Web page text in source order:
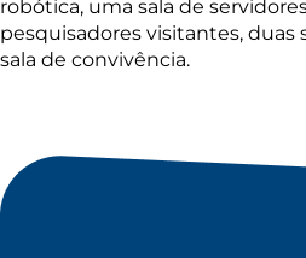
robótica, uma sala de
pesquisadores visitantes, duas
sala de convivência.